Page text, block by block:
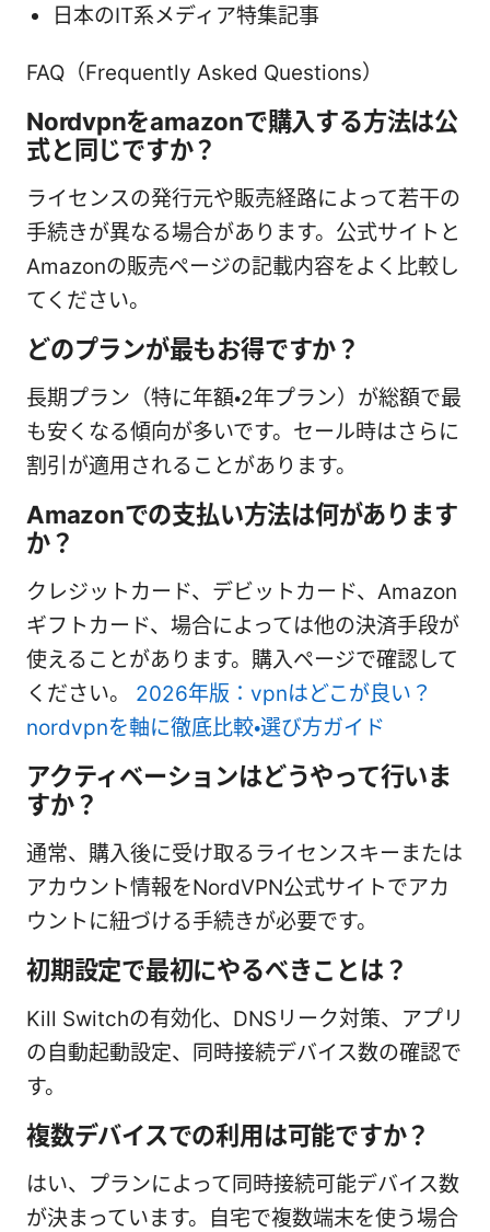
日本のIT系メディア特集記事
FAQ（Frequently Asked Questions）
Nordvpnをamazonで購入する方法は公
式と同じですか？
ライセンスの発行元や販売経路によって若干の
手続きが異なる場合があります。公式サイトと
Amazonの販売ページの記載内容をよく比較し
てください。
どのプランが最もお得ですか？
長期プラン（特に年額・2年プラン）が総額で最
も安くなる傾向が多いです。セール時はさらに
割引が適用されることがあります。
Amazonでの支払い方法は何があります
か？
クレジットカード、デビットカード、Amazon
ギフトカード、場合によっては他の決済手段が
使えることがあります。購入ページで確認して
ください。 2026年版：vpnはどこが良い？
nordvpnを軸に徹底比較・選び方ガイド
アクティベーションはどうやって行いま
すか？
通常、購入後に受け取るライセンスキーまたは
アカウント情報をNordVPN公式サイトでアカ
ウントに紐づける手続きが必要です。
初期設定で最初にやるべきことは？
Kill Switchの有効化、DNSリーク対策、アプリ
の自動起動設定、同時接続デバイス数の確認で
す。
複数デバイスでの利用は可能ですか？
はい、プランによって同時接続可能デバイス数
が決まっています。自宅で複数端末を使う場合